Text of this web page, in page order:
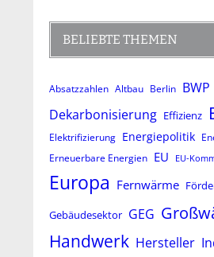
BELIEBTE THEMEN
Absatzzahlen Altbau Berlin BWP
Dekarbonisierung Effizienz
Elektrifizierung Energiepolitik
Erneuerbare Energien EU EU-
Europa Fernwärme
Gebäudesektor GEG
Handwerk Hersteller